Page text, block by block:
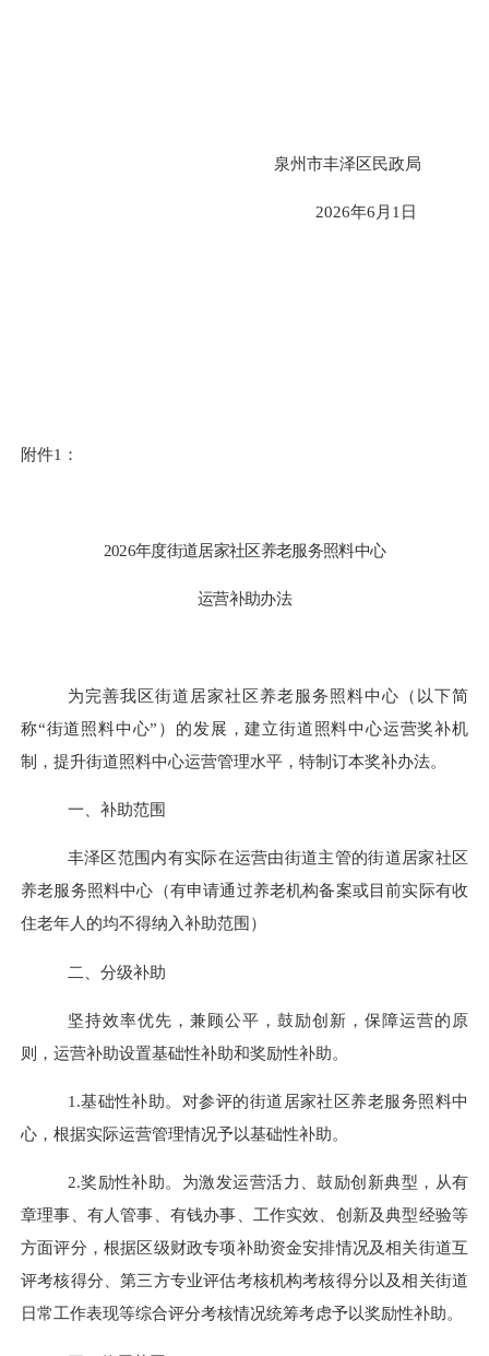
泉州市丰泽区民政局
2026年6 月 1 日
附件1：
2026年度街道居家社区养老服务照料中心
运营补助办法
为完善我区街道居家社区养老服务照料中心（ 以下简
称“街道照料中心” ）的发展，建立街道照料中心运营奖补机
制， 提升街道照料中心运营管理水平，特制订本奖补办法。
一、补助范围
丰泽区范围内有实际在运营由街道主管的街道居家社区
养老服务照料中心 （有申请通过养老机构备案或目前实际有收
住老年人的均不得纳入补助范围）
二、分级补助
坚持效率优先 ， 兼顾公平，鼓励创新，保障运营的原
则，运营补助设置基础性补助和奖励性补助。
1.基础性补助。 对参评的街道居家社区养老服务照料中
心，根据实际运营管理情况予以基础性补助。
2.奖励性补助。 为激发运营活力、鼓励创 新典型，从有
章理事、有人管事、有钱办事、工作实效、创新及典型经验等
方面评分 ，根据区级财政专项补助资金安排情况及相关街道互
评考核得分、第三方专业评估考核机构考核得分以及相关街道
日常工作表现等综合评分考核情况统筹考虑予以奖励性补助。